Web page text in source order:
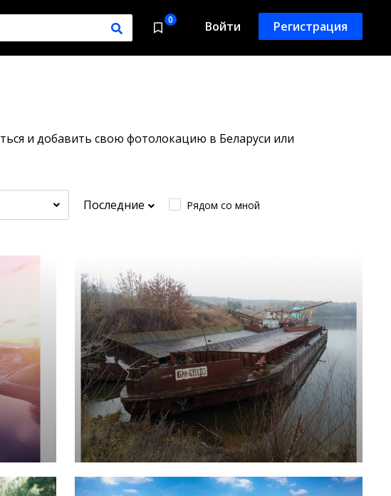
0 Войти Регистрация
и добавить свою фотолокацию в Беларуси или
Последние Рядом со мной